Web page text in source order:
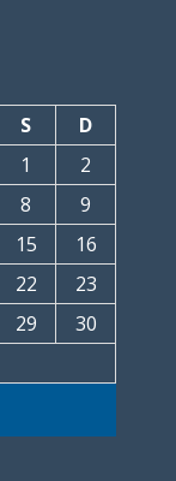
S
D
1
2
8
9
15
16
22
23
29
30